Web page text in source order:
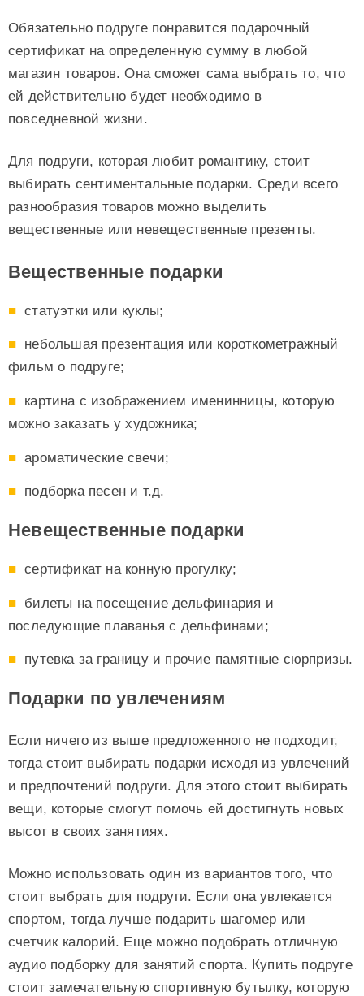
Обязательно подруге понравится подарочный
сертификат на определенную сумму в любой
магазин товаров. Она сможет сама выбрать то, что
ей действительно будет необходимо в
повседневной жизни.
Для подруги, которая любит романтику, стоит
выбирать сентиментальные подарки. Среди всего
разнообразия товаров можно выделить
вещественные или невещественные презенты.
Вещественные подарки
статуэтки или куклы;
небольшая презентация или короткометражный
фильм о подруге;
картина с изображением именинницы, которую
можно заказать у художника;
ароматические свечи;
подборка песен и т.д.
Невещественные подарки
сертификат на конную прогулку;
билеты на посещение дельфинария и
последующие плаванья с дельфинами;
путевка за границу и прочие памятные сюрпризы.
Подарки по увлечениям
Если ничего из выше предложенного не подходит,
тогда стоит выбирать подарки исходя из увлечений
и предпочтений подруги. Для этого стоит выбирать
вещи, которые смогут помочь ей достигнуть новых
высот в своих занятиях.
Можно использовать один из вариантов того, что
стоит выбрать для подруги. Если она увлекается
спортом, тогда лучше подарить шагомер или
счетчик калорий. Еще можно подобрать отличную
аудио подборку для занятий спорта. Купить подруге
стоит замечательную спортивную бутылку, которую